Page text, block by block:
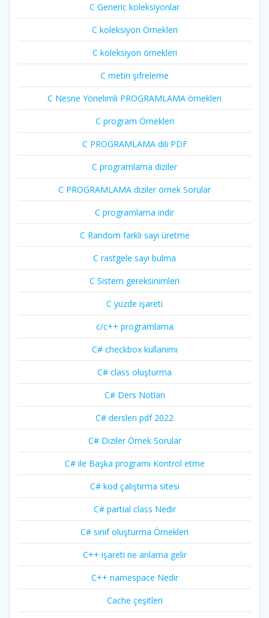
C Generic koleksiyonlar
C koleksiyon Örnekleri
C koleksiyon örnekleri
C metin şifreleme
C Nesne Yönelimli PROGRAMLAMA örnekleri
C program Örnekleri
C PROGRAMLAMA dili PDF
C programlama diziler
C PROGRAMLAMA diziler örnek Sorular
C programlama indir
C Random farklı sayı üretme
C rastgele sayı bulma
C Sistem gereksinimleri
C yüzde işareti
c/c++ programlama
C# checkbox kullanımı
C# class oluşturma
C# Ders Notları
C# dersleri pdf 2022
C# Diziler Örnek Sorular
C# ile Başka programı Kontrol etme
C# kod çalıştırma sitesi
C# partial class Nedir
C# sınıf oluşturma Örnekleri
C++ işareti ne anlama gelir
C++ namespace Nedir
Cache çeşitleri